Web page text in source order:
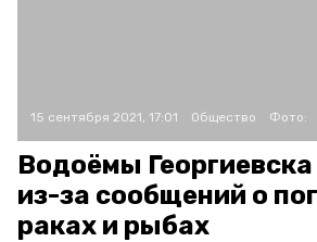
15 сентября 2021, 17:01 Общество Фото:
Водоёмы
из-за сообщений о
раках и рыбах